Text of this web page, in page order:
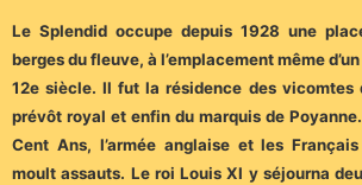
Le Splendid occupe depuis 1928 une
berges du fleuve, à l’emplacement même
12e siècle. Il fut la résidence des vicomtes
prévôt royal et enfin du marquis de
Cent Ans, l’armée anglaise et les
moult assauts. Le roi Louis XI y séjourna